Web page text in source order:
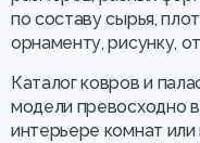
по составу сырья,
орнаменту, рисунку,
Каталог ковров и
модели превосходно
интерьере комнат